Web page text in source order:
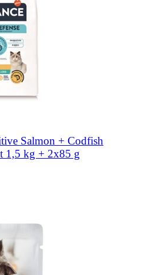
Salmon + Codfish
1,5 kg + 2x85 g